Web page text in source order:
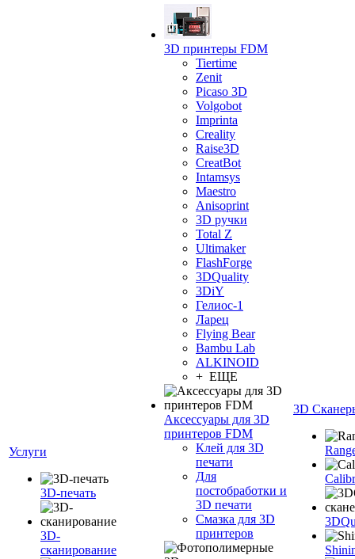
Услуги
3D-печать
3D-
сканирование
3D принтеры FDM
Tiertime
Zenit
Picaso 3D
Volgobot
Imprinta
Creality
Raise3D
CreatBot
Intamsys
Maestro
Anisoprint
3D ручки
Total Z
Ultimaker
FlashForge
3DQuality
3DiY
Гелиос-1
Ларец
Flying Bear
Bambu Lab
ALKINOID
+ ЕЩЕ
Аксессуары для 3D
принтеров FDM
Клей для 3D
печати
Для
постобработки и
3D печати
Смазка для 3D
принтеров
3D